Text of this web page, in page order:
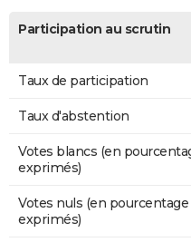
Participation au scrutin
Taux de participation
Taux d'abstention
Votes blancs (en
exprimés)
Votes nuls (en
exprimés)